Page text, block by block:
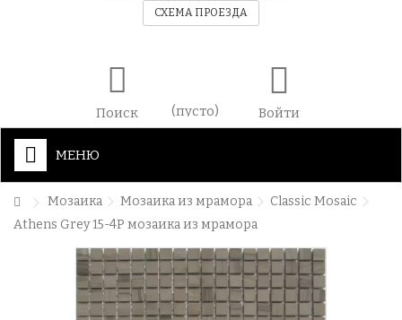
СХЕМА ПРОЕЗДА
Поиск (пусто) Войти
МЕНЮ
Мозаика Мозаика из мрамора
Classic Mosaic
Athens Grey 15-4P мозаика из мрамора